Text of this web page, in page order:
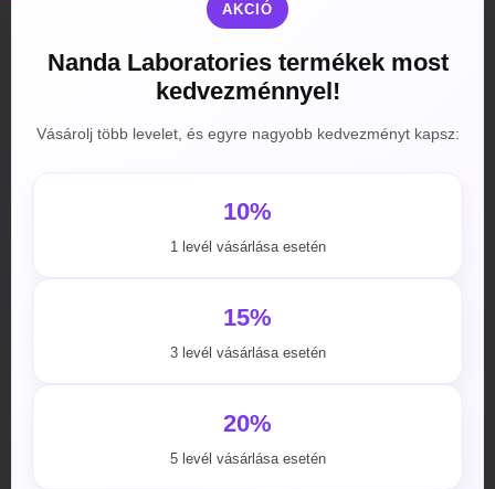
Cenforce Professional
4990 Ft – 59990 Ft
AKCIÓ
Nanda Laboratories termékek most
kedvezménnyel!
Vásárolj több levelet, és egyre nagyobb kedvezményt kapsz:
10%
1 levél vásárlása esetén
15%
3 levél vásárlása esetén
20%
5 levél vásárlása esetén